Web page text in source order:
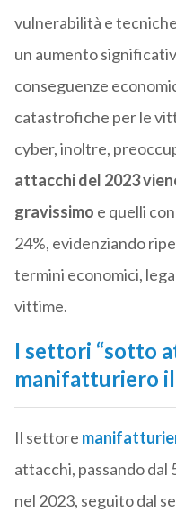
vulnerabilità e
un aumento
conseguenze
catastrofiche per le
cyber, inoltre,
attacchi del 2023
gravissimo e quelli
24%, evidenziando
termini economici,
vittime.
I settori “sotto
manifatturiero
Il settore
attacchi, passando dal
nel 2023, seguito dal